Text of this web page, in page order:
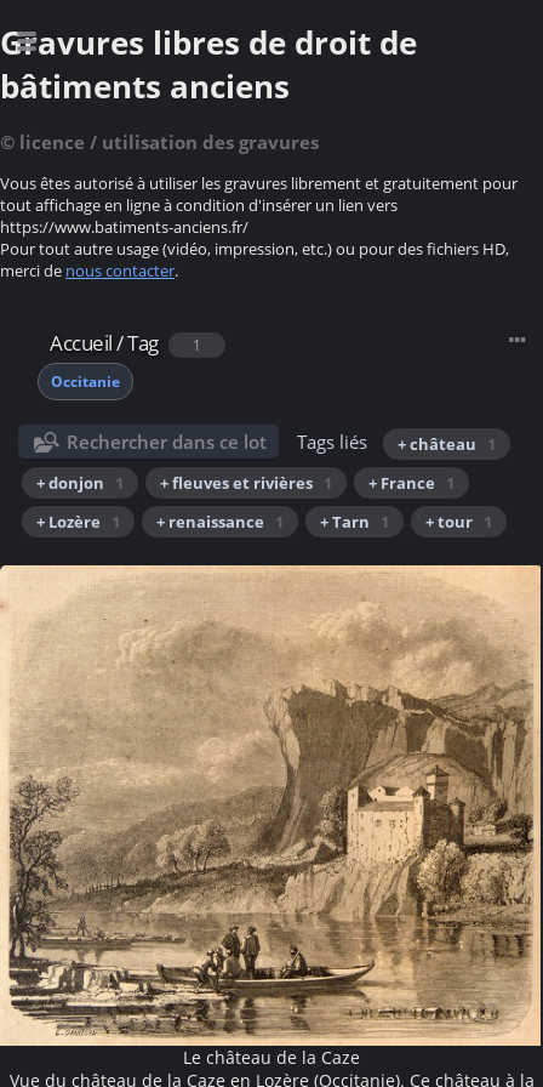
Gravures libres de droit de
bâtiments anciens
© licence / utilisation des gravures
Vous êtes autorisé à utiliser les gravures librement et gratuitement pour
tout affichage en ligne à condition d'insérer un lien vers
https://www.batiments-anciens.fr/
Pour tout autre usage (vidéo, impression, etc.) ou pour des fichiers HD,
merci de nous contacter.
Accueil/Tag
1
Occitanie
Rechercher dans ce lot Tags liés + château
1
+ donjon
1 + fleuves et rivières 1 + France
1
+ Lozère
1 + renaissance 1 + Tarn 1 + tour 1
Le château de la Caze
Vue du château de la Caze en Lozère (Occitanie). Ce château à la